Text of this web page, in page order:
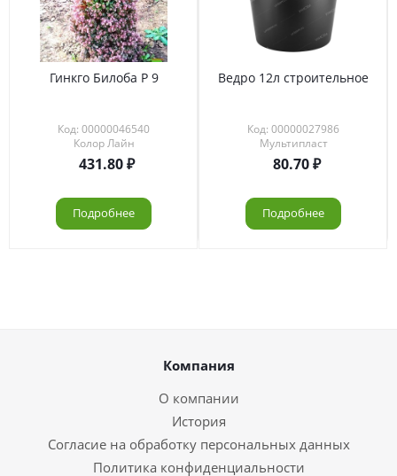
Гинкго Билоба Р 9
Код: 00000046540
Колор Лайн
431.80
Подробнее
Ведро 12л строительное
Код: 00000027986
Мультипласт
80.70
Подробнее
Компания
О компании
История
Согласие на обработку персональных данных
Политика конфиденциальности